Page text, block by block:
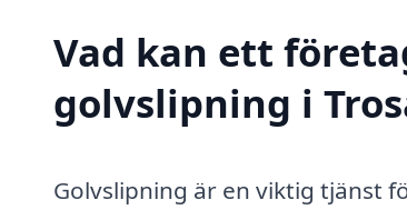
Vad kan ett
golvslipning i
Golvslipning är en viktig tjänst